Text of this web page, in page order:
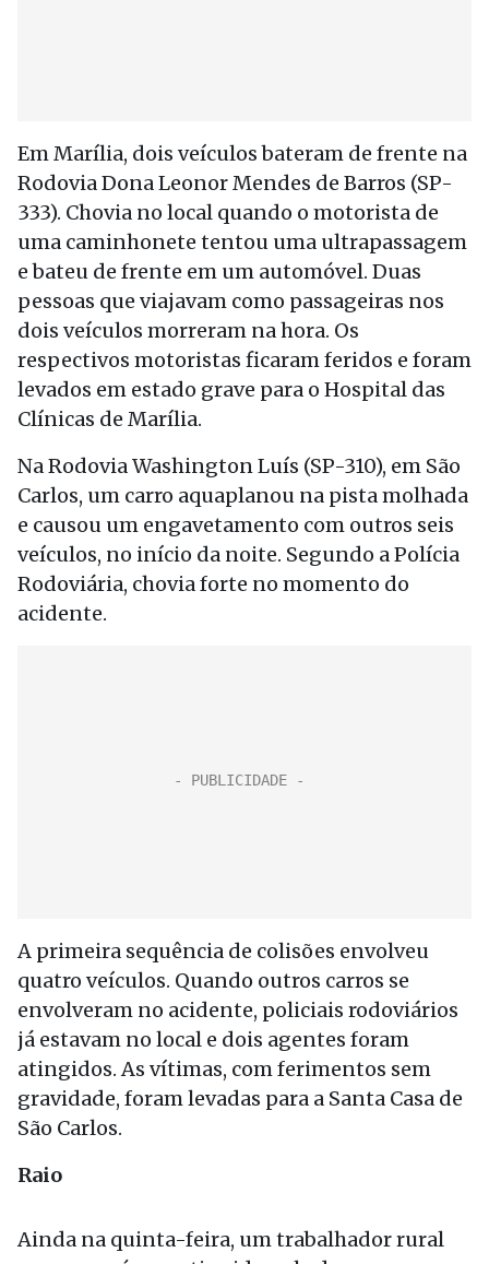
Em Marília, dois veículos bateram de frente na
Rodovia Dona Leonor Mendes de Barros (SP-
333). Chovia no local quando o motorista de
uma caminhonete tentou uma ultrapassagem
e bateu de frente em um automóvel. Duas
pessoas que viajavam como passageiras nos
dois veículos morreram na hora. Os
respectivos motoristas ficaram feridos e foram
levados em estado grave para o Hospital das
Clínicas de Marília.
Na Rodovia Washington Luís (SP-310), em São
Carlos, um carro aquaplanou na pista molhada
e causou um engavetamento com outros seis
veículos, no início da noite. Segundo a Polícia
Rodoviária, chovia forte no momento do
acidente.
A primeira sequência de colisões envolveu
quatro veículos. Quando outros carros se
envolveram no acidente, policiais rodoviários
já estavam no local e dois agentes foram
atingidos. As vítimas, com ferimentos sem
gravidade, foram levadas para a Santa Casa de
São Carlos.
Raio
Ainda na quinta-feira, um trabalhador rural